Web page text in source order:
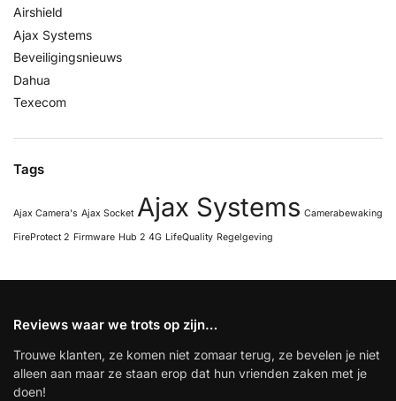
Airshield
Ajax Systems
Beveiligingsnieuws
Dahua
Texecom
Tags
Ajax Camera's Ajax Socket Ajax Systems Camerabewaking
FireProtect 2 Firmware Hub 2 4G LifeQuality Regelgeving
Reviews waar we trots op zijn…
Trouwe klanten, ze komen niet zomaar terug, ze bevelen je niet
alleen aan maar ze staan erop dat hun vrienden zaken met je
doen!